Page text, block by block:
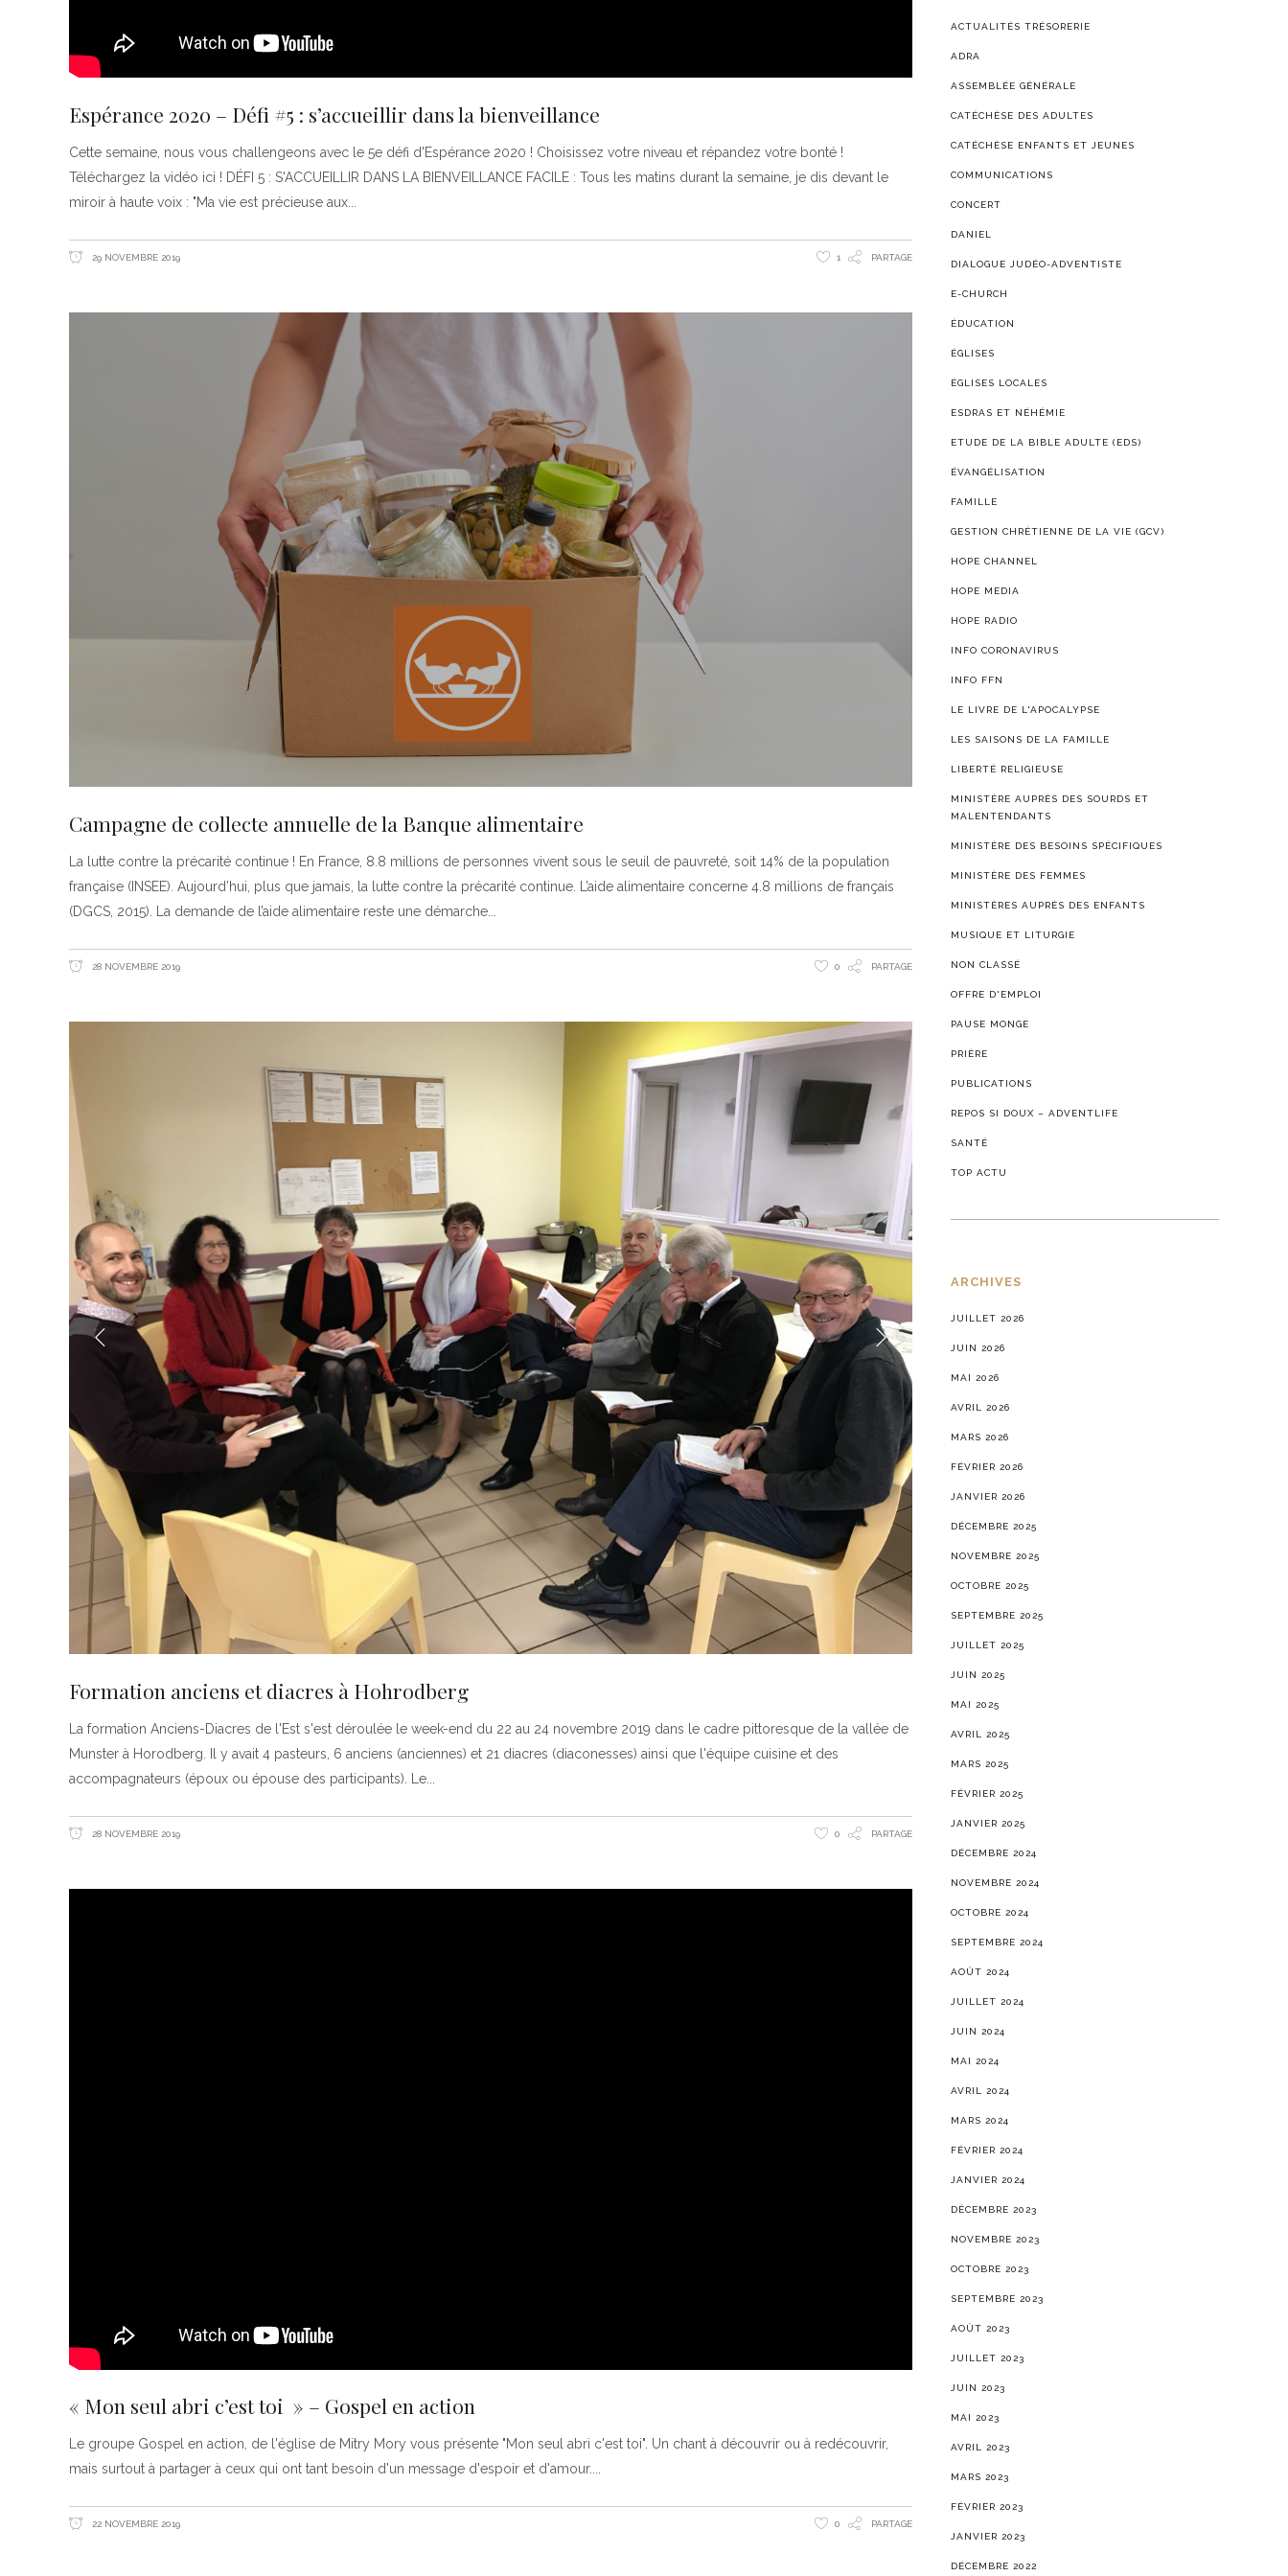
Espérance 2020 – Défi #5 : s’accueillir dans la bienveillance
Cette semaine, nous vous challengeons avec le 5e défi d'Espérance 2020 ! Choisissez votre niveau et répandez votre bonté !
Téléchargez la vidéo ici ! DÉFI 5 : S'ACCUEILLIR DANS LA BIENVEILLANCE FACILE : Tous les matins durant la semaine, je dis devant le
miroir à haute voix : "Ma vie est précieuse aux
29 NOVEMBRE 2019 1 PARTAGE
Campagne de collecte annuelle de la Banque alimentaire
La lutte contre la précarité continue ! En France, 8.8 millions de personnes vivent sous le seuil de pauvreté, soit 14% de la population
française (INSEE). Aujourd’hui, plus que jamais, la lutte contre la précarité continue. L’aide alimentaire concerne 4.8 millions de français
(DGCS, 2015). La demande de l’aide alimentaire reste une démarche
28 NOVEMBRE 2019 0 PARTAGE
Formation anciens et diacres à Hohrodberg
La formation Anciens-Diacres de l'Est s'est déroulée le week-end du 22 au 24 novembre 2019 dans le cadre pittoresque de la vallée de
Munster à Horodberg. Il y avait 4 pasteurs, 6 anciens (anciennes) et 21 diacres (diaconesses) ainsi que l'équipe cuisine et des
accompagnateurs (époux ou épouse des participants). Le
28 NOVEMBRE 2019 0 PARTAGE
« Mon seul abri c’est toi » – Gospel en action
Le groupe Gospel en action, de l'église de Mitry Mory vous présente "Mon seul abri c'est toi". Un chant à découvrir ou à redécouvrir,
mais surtout à partager à ceux qui ont tant besoin d'un message d'espoir et d'amour.
22 NOVEMBRE 2019 0 PARTAGE
ACTUALITÉS TRÉSORERIE
ADRA
ASSEMBLÉE GÉNÉRALE
CATÉCHÈSE DES ADULTES
CATÉCHÈSE ENFANTS ET JEUNES
COMMUNICATIONS
CONCERT
DANIEL
DIALOGUE JUDÉO-ADVENTISTE
E-CHURCH
ÉDUCATION
ÉGLISES
ÉGLISES LOCALES
ESDRAS ET NÉHÉMIE
ETUDE DE LA BIBLE ADULTE (EDS)
ÉVANGÉLISATION
FAMILLE
GESTION CHRÉTIENNE DE LA VIE (GCV)
HOPE CHANNEL
HOPE MEDIA
HOPE RADIO
INFO CORONAVIRUS
INFO FFN
LE LIVRE DE L'APOCALYPSE
LES SAISONS DE LA FAMILLE
LIBERTÉ RELIGIEUSE
MINISTÈRE AUPRÈS DES SOURDS ET
MALENTENDANTS
MINISTÈRE DES BESOINS SPÉCIFIQUES
MINISTÈRE DES FEMMES
MINISTÈRES AUPRÈS DES ENFANTS
MUSIQUE ET LITURGIE
NON CLASSÉ
OFFRE D'EMPLOI
PAUSE MONGE
PRIÈRE
PUBLICATIONS
REPOS SI DOUX – ADVENTLIFE
SANTÉ
TOP ACTU
ARCHIVES
JUILLET 2026
JUIN 2026
MAI 2026
AVRIL 2026
MARS 2026
FÉVRIER 2026
JANVIER 2026
DÉCEMBRE 2025
NOVEMBRE 2025
OCTOBRE 2025
SEPTEMBRE 2025
JUILLET 2025
JUIN 2025
MAI 2025
AVRIL 2025
MARS 2025
FÉVRIER 2025
JANVIER 2025
DÉCEMBRE 2024
NOVEMBRE 2024
OCTOBRE 2024
SEPTEMBRE 2024
AOÛT 2024
JUILLET 2024
JUIN 2024
MAI 2024
AVRIL 2024
MARS 2024
FÉVRIER 2024
JANVIER 2024
DÉCEMBRE 2023
NOVEMBRE 2023
OCTOBRE 2023
SEPTEMBRE 2023
AOÛT 2023
JUILLET 2023
JUIN 2023
MAI 2023
AVRIL 2023
MARS 2023
FÉVRIER 2023
JANVIER 2023
DÉCEMBRE 2022